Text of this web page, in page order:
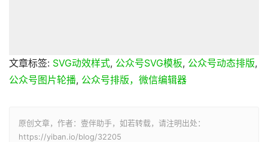
文章标签: SVG动效样式, 公众号SVG模板, 公众号动态排版,
公众号图片轮播, 公众号排版，微信编辑器
原创文章，作者：壹伴助手，如若转载，请注明出处：
https://yiban.io/blog/32205